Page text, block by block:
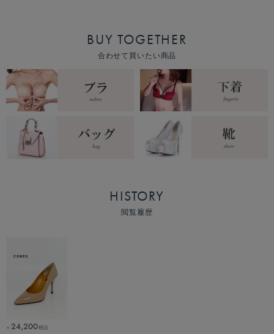
BUY TOGETHER
合わせて買いたい商品
HISTORY
閲覧履歴
￥ 24,200税込